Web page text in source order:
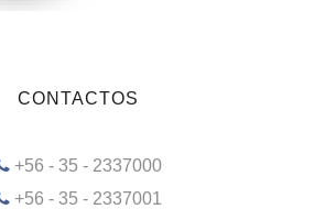
CONTACTOS
+56 - 35 - 2337000
+56 - 35 - 2337001